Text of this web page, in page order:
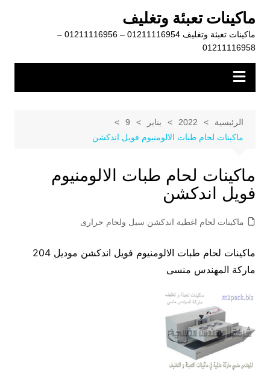
المحتوى
ماكينات تعبئة وتغليف
ماكينات تعبئة وتغليف 01211116954 – 01211116956 –
01211116958
الرئيسية 2022 يناير
9
ماكينات لحام طبات الالومنيوم فويل اندكشن
ماكينات لحام طبات الالومنيوم
فويل اندكشن
ماكينات لحام اغطية اندكشن سيل ولحام حرارى
ماكينات لحام طبات الالومنيوم فويل اندكشن موديل 204
ماركة المهندس منسى